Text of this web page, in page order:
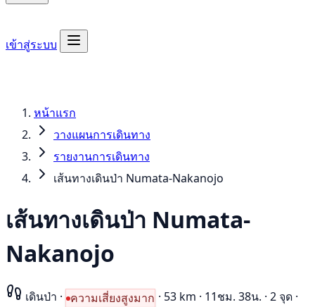
เข้าสู่ระบบ
หน้าแรก
วางแผนการเดินทาง
รายงานการเดินทาง
เส้นทางเดินป่า Numata-Nakanojo
เส้นทางเดินป่า Numata-
Nakanojo
เดินป่า · ความเสี่ยงสูงมาก · 53 km · 11ชม. 38น. · 2 จุด ·